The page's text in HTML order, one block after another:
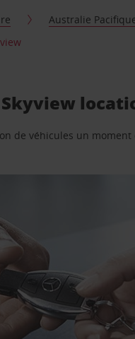
Australie
de véhicules un